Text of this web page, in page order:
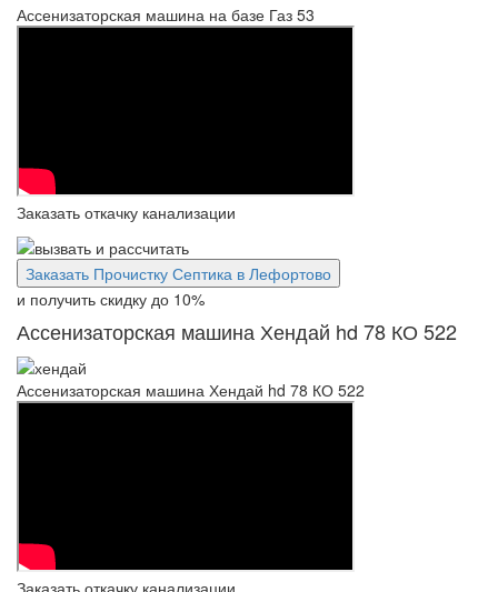
Ассенизаторская машина на базе Газ 53
Заказать откачку канализации
Заказать Прочистку Септика в Лефортово
и получить скидку до 10%
Ассенизаторская машина Хендай hd 78 КО 522
Ассенизаторская машина Хендай hd 78 КО 522
Заказать откачку канализации